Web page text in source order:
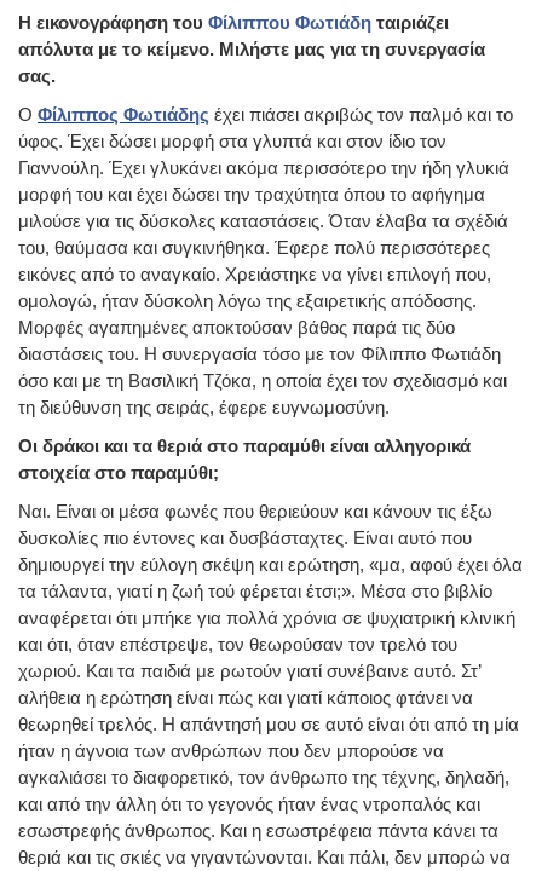
Η εικονογράφηση του Φίλιππου Φωτιάδη ταιριάζει
απόλυτα με το κείμενο. Μιλήστε μας για τη συνεργασία
σας.
Ο Φίλιππος Φωτιάδης έχει πιάσει ακριβώς τον παλμό και το
ύφος. Έχει δώσει μορφή στα γλυπτά και στον ίδιο τον
Γιαννούλη. Έχει γλυκάνει ακόμα περισσότερο την ήδη γλυκιά
μορφή του και έχει δώσει την τραχύτητα όπου το αφήγημα
μιλούσε για τις δύσκολες καταστάσεις. Όταν έλαβα τα σχέδιά
του, θαύμασα και συγκινήθηκα. Έφερε πολύ περισσότερες
εικόνες από το αναγκαίο. Χρειάστηκε να γίνει επιλογή που,
ομολογώ, ήταν δύσκολη λόγω της εξαιρετικής απόδοσης.
Μορφές αγαπημένες αποκτούσαν βάθος παρά τις δύο
διαστάσεις του. Η συνεργασία τόσο με τον Φίλιππο Φωτιάδη
όσο και με τη Βασιλική Τζόκα, η οποία έχει τον σχεδιασμό και
τη διεύθυνση της σειράς, έφερε ευγνωμοσύνη.
Οι δράκοι και τα θεριά στο παραμύθι είναι αλληγορικά
στοιχεία στο παραμύθι;
Ναι. Είναι οι μέσα φωνές που θεριεύουν και κάνουν τις έξω
δυσκολίες πιο έντονες και δυσβάσταχτες. Είναι αυτό που
δημιουργεί την εύλογη σκέψη και ερώτηση, «μα, αφού έχει όλα
τα τάλαντα, γιατί η ζωή τού φέρεται έτσι;». Μέσα στο βιβλίο
αναφέρεται ότι μπήκε για πολλά χρόνια σε ψυχιατρική κλινική
και ότι, όταν επέστρεψε, τον θεωρούσαν τον τρελό του
χωριού. Και τα παιδιά με ρωτούν γιατί συνέβαινε αυτό. Στ’
αλήθεια η ερώτηση είναι πώς και γιατί κάποιος φτάνει να
θεωρηθεί τρελός. Η απάντησή μου σε αυτό είναι ότι από τη μία
ήταν η άγνοια των ανθρώπων που δεν μπορούσε να
αγκαλιάσει το διαφορετικό, τον άνθρωπο της τέχνης, δηλαδή,
και από την άλλη ότι το γεγονός ήταν ένας ντροπαλός και
εσωστρεφής άνθρωπος. Και η εσωστρέφεια πάντα κάνει τα
θεριά και τις σκιές να γιγαντώνονται. Και πάλι, δεν μπορώ να